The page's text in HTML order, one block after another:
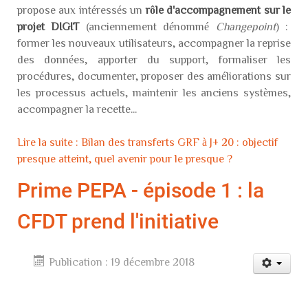
propose aux intéressés un rôle d'accompagnement sur le
projet DIGIT(anciennement dénommé Changepoint) :
former les nouveaux utilisateurs, accompagner la reprise
des données, apporter du support, formaliser les
procédures, documenter, proposer des améliorations sur
les processus actuels, maintenir les anciens systèmes,
accompagner la recette...
Lire la suite : Bilan des transferts GRF à J+ 20 : objectif
presque atteint, quel avenir pour le presque ?
Prime PEPA - épisode 1 : la
CFDT prend l'initiative
Publication : 19 décembre 2018